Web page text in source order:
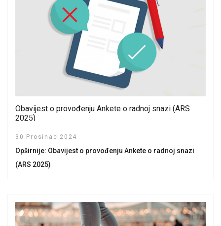
Obavijest o provođenju Ankete o radnoj snazi (ARS
2025)
30 Prosinac 2024
Opširnije: Obavijest o provođenju Ankete o radnoj snazi
(ARS 2025)